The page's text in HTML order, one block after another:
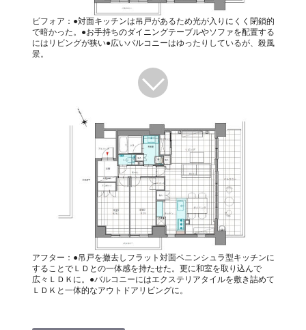
ビフォア：●対面キッチンは吊戸があるため光が入りにくく閉鎖的
で暗かった。●お手持ちのダイニングテーブルやソファを配置する
にはリビングが狭い●広いバルコニーはゆったりしているが、殺風
景。
アフター：●吊戸を撤去しフラット対面ペニンシュラ型キッチンに
することでＬＤとの一体感を持たせた。更に和室を取り込んで
広々ＬＤＫに。●バルコニーにはエクステリアタイルを敷き詰めて
ＬＤＫと一体的なアウトドアリビングに。